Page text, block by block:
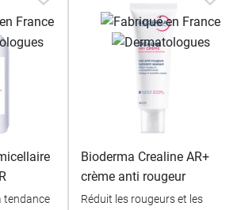
tendance
Bioderma Crealine AR+
crème anti rougeur
Réduit les rougeurs et les